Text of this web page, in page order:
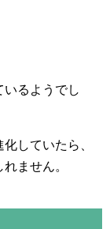
いるようでし
していたら、
ません。